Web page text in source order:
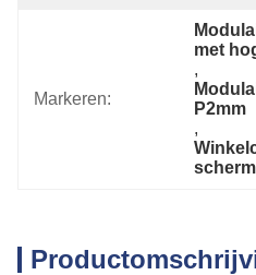
Markeren:
met
,
P2mm
,
scherm